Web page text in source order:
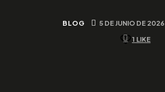
BLOG 5 DE JUNIO DE 2026
1 LIKE